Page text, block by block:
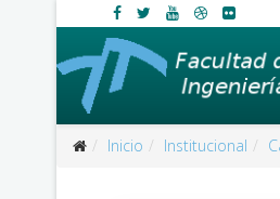
Inicio Institucional